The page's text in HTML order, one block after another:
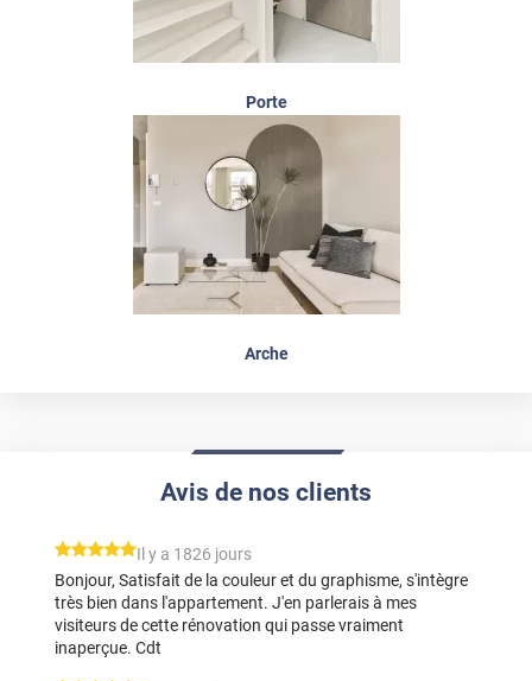
Porte
Arche
Avis de nos clients
*****
Il y a 1826 jours
Bonjour, Satisfait de la couleur et du graphisme, s'intègre
très bien dans l'appartement. J'en parlerais à mes
visiteurs de cette rénovation qui passe vraiment
inaperçue. Cdt